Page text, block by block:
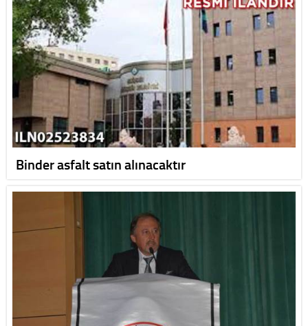
Binder asfalt satın alınacaktır